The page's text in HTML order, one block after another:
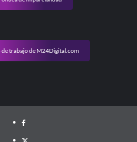
de trabajo de M24Digital.com